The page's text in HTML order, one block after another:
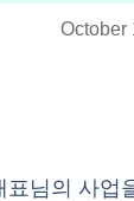
October
님의 사업